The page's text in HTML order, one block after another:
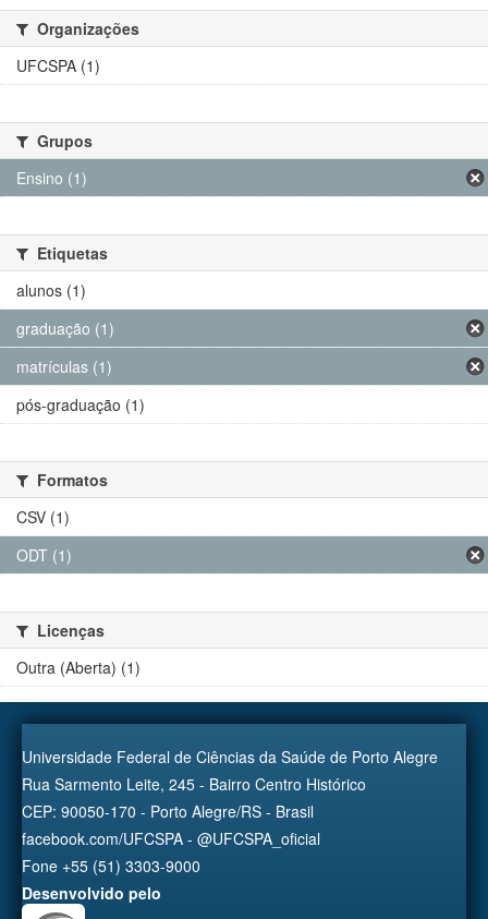
Organizações
UFCSPA (1)
Grupos
Ensino (1)
Etiquetas
alunos (1)
graduação (1)
matrículas (1)
pós-graduação (1)
Formatos
CSV (1)
ODT (1)
Licenças
Outra (Aberta) (1)
Universidade Federal de Ciências da Saúde de Porto Alegre
Rua Sarmento Leite, 245 - Bairro Centro Histórico
CEP: 90050-170 - Porto Alegre/RS - Brasil
facebook.com/UFCSPA - @UFCSPA_oficial
Fone +55 (51) 3303-9000
Desenvolvido pelo